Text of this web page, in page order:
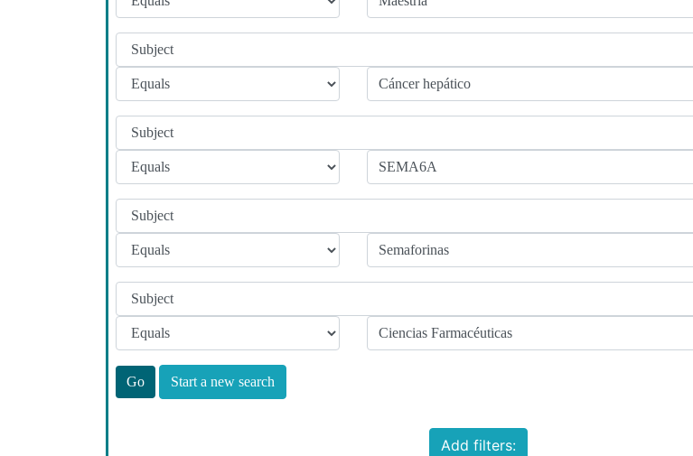
Start a new search
Add filters: